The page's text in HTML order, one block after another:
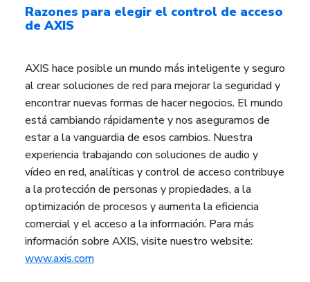
Razones para elegir el control de acceso
de AXIS
AXIS hace posible un mundo más inteligente y seguro
al crear soluciones de red para mejorar la seguridad y
encontrar nuevas formas de hacer negocios. El mundo
está cambiando rápidamente y nos aseguramos de
estar a la vanguardia de esos cambios. Nuestra
experiencia trabajando con soluciones de audio y
vídeo en red, analíticas y control de acceso contribuye
a la protección de personas y propiedades, a la
optimización de procesos y aumenta la eficiencia
comercial y el acceso a la información. Para más
información sobre AXIS, visite nuestro website:
www.axis.com